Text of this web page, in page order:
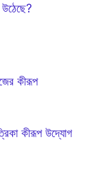
উঠেছে?
কীরূপ
কীরূপ উদ্যোগ